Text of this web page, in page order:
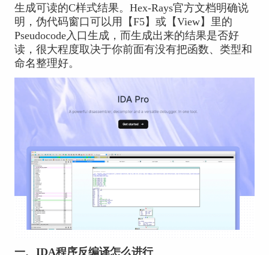
生成可读的C样式结果。Hex-Rays官方文档明确说
明，伪代码窗口可以用【F5】或【View】里的
Pseudocode入口生成，而生成出来的结果是否好
读，很大程度取决于你前面有没有把函数、类型和
命名整理好。
一、IDA程序反编译怎么进行